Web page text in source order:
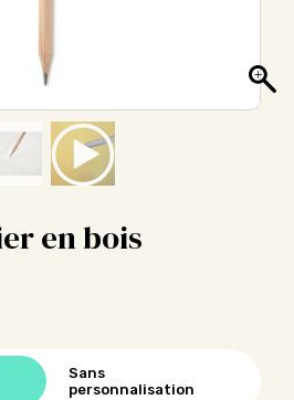
en bois
Sans
personnalisation